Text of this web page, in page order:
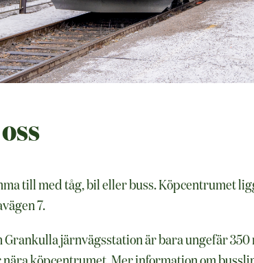
till med tåg, bil eller buss. Köpcentrumet
7.
Grankulla järnvägsstation är bara ungefär 350